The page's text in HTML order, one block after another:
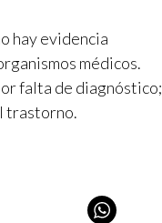
hay evidencia
médicos.
falta de diagnóstico;
trastorno.